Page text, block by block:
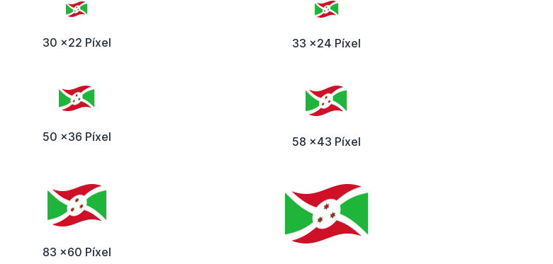
30 x22 Píxel 33 x24 Píxel
50 x36 Píxel 58 x43 Píxel
83 x60 Píxel